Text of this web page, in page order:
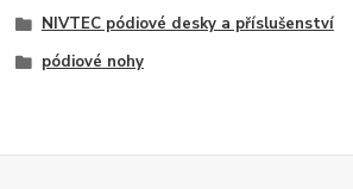
NIVTEC pódiové desky a příslušenství
pódiové nohy